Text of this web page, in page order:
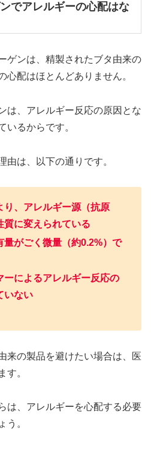
でアレルギーの心配はな
ゲンは、精製されたブタ由来の
心配はほとんどありません。
は、アレルギー反応の原因とな
いるからです。
由は、以下の通りです。
り、アレルギー源（抗原
質に変えられている
量がごく微量（約0.2%）で
ーによるアレルギー反応の
いない
来の製品を避けたい場合は、医
す。
は、アレルギーを心配する必要
う。